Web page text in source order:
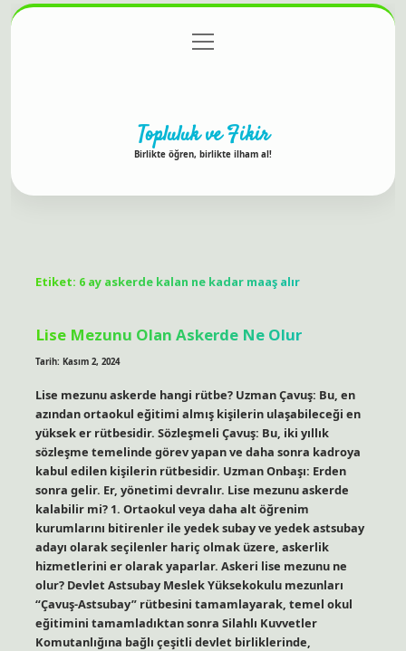
Gizlilik Politikası
menüyü
aç
Topluluk ve Fikir
Birlikte öğren, birlikte ilham al!
Etiket: 6 ay askerde kalan ne kadar maaş alır
Lise Mezunu Olan Askerde Ne Olur
Tarih: Kasım 2, 2024
Lise mezunu askerde hangi rütbe? Uzman Çavuş: Bu, en
azından ortaokul eğitimi almış kişilerin ulaşabileceği en
yüksek er rütbesidir. Sözleşmeli Çavuş: Bu, iki yıllık
sözleşme temelinde görev yapan ve daha sonra kadroya
kabul edilen kişilerin rütbesidir. Uzman Onbaşı: Erden
sonra gelir. Er, yönetimi devralır. Lise mezunu askerde
kalabilir mi? 1. Ortaokul veya daha alt öğrenim
kurumlarını bitirenler ile yedek subay ve yedek astsubay
adayı olarak seçilenler hariç olmak üzere, askerlik
hizmetlerini er olarak yaparlar. Askeri lise mezunu ne
olur? Devlet Astsubay Meslek Yüksekokulu mezunları
“Çavuş-Astsubay” rütbesini tamamlayarak, temel okul
eğitimini tamamladıktan sonra Silahlı Kuvvetler
Komutanlığına bağlı çeşitli devlet birliklerinde,